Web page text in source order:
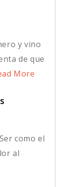
y vino
de que
More
como el
al